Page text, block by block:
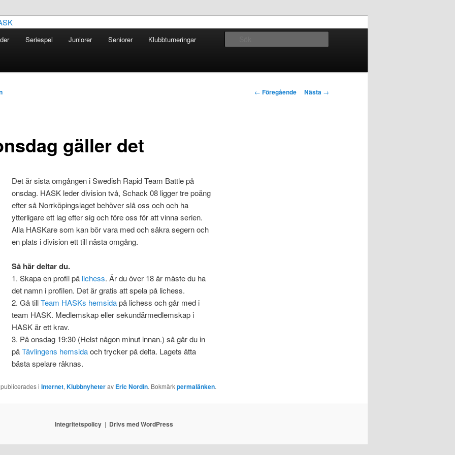
Schackklubb HASK
Seriespel Juniorer Seniorer Klubbturneringar
Inläggsnavigering
← Föregående Nästa →
gäller det
Det är sista omgången i Swedish Rapid Team Battle på
onsdag. HASK leder division två, Schack 08 ligger tre poäng
efter så Norrköpingslaget behöver slå oss och och ha
ytterligare ett lag efter sig och före oss för att vinna serien.
Alla HASKare som kan bör vara med och säkra segern och
en plats i division ett till nästa omgång.
Så här deltar du.
1. Skapa en profil på lichess. Är du över 18 år måste du ha
det namn i profilen. Det är gratis att spela på lichess.
2. Gå tillTeam HASKs hemsidapå lichess och går med i
team HASK. Medlemskap eller sekundärmedlemskap i
HASK är ett krav.
3. På onsdag 19:30 (Helst någon minut innan.) så går du in
påTävlingens hemsidaoch trycker på delta. Lagets åtta
bästa spelare räknas.
i Internet,Klubbnyheterav Eric Nordin. Bokmärkpermalänken.
Integritetspolicy Drivs med WordPress